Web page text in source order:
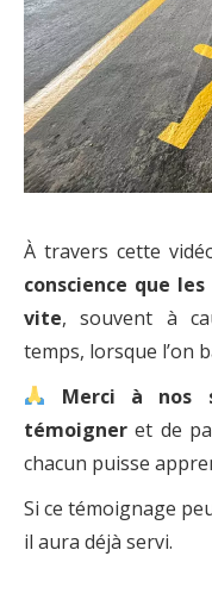
À travers cette
conscience que
vite, souvent à
temps, lorsque l’on
Merci à nos
témoigner et de
chacun puisse
Si ce témoignage
il aura déjà servi.